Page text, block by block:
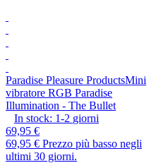
Paradise Pleasure ProductsMini
vibratore RGB Paradise
Illumination - The Bullet
In stock: 1-2 giorni
69,95 €
69,95 € Prezzo più basso negli
ultimi 30 giorni.